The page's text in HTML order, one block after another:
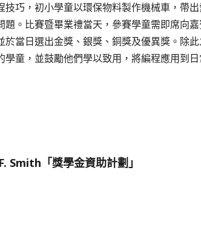
技巧，初小學童以環保物料製作機械車，帶
題。比賽暨畢業禮當天，參賽學童需即席向
於當日選出金獎、銀獎、銅獎及優異獎。除
學童，並鼓勵他們學以致用，將編程應用到日
Smith「獎學金資助計劃」